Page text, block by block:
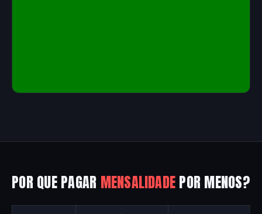
POR QUE PAGAR MENSALIDADEPOR MENOS?